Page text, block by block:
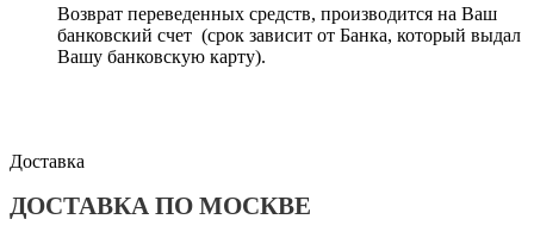
Возврат переведенных средств, производится на Ваш
банковский счет (срок зависит от Банка, который выдал
Вашу банковскую карту).
Доставка
ДОСТАВКА ПО МОСКВЕ